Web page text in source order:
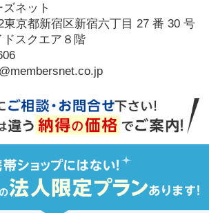
ネット
東京都新宿区新宿六丁目 27 番 30 号
スクエア８階